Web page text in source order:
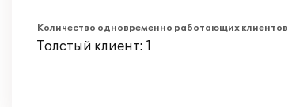
Количество одновременно работающих клиентов
Толстый клиент: 1